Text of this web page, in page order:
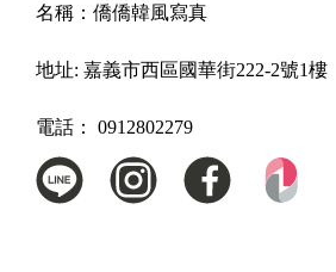
名稱： 僑僑韓風寫真
地址: 嘉義市西區國華街222-2號1樓
電話： 0912802279